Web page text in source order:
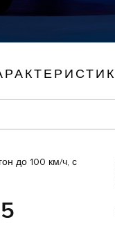
до 100 км/ч, с